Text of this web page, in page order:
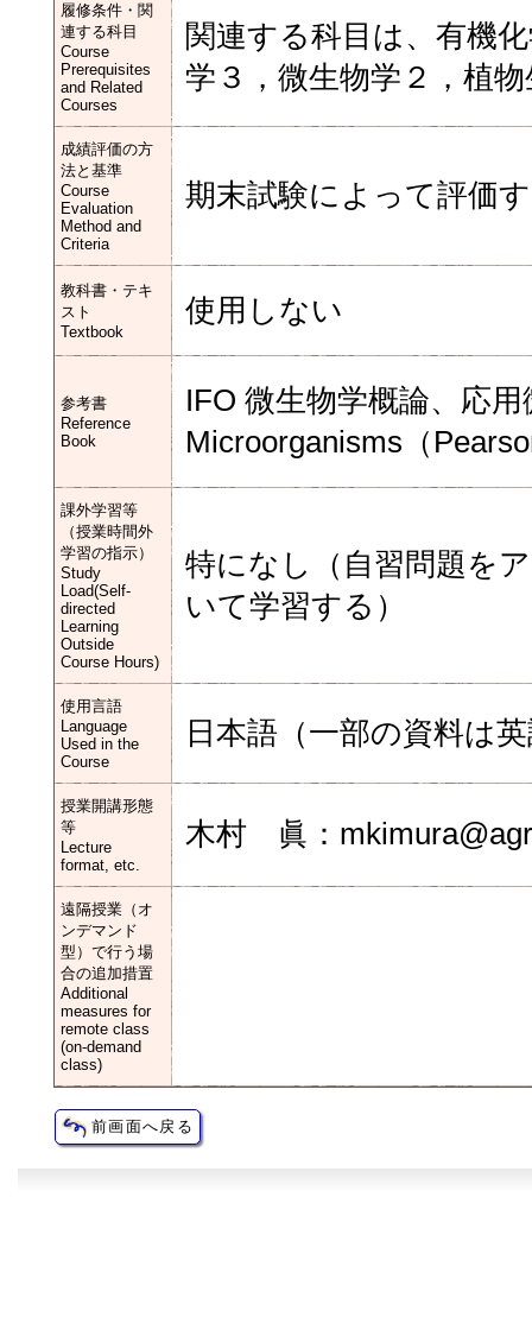
履修条件・関
連する科目
Course
Prerequisites
and Related
Courses
関連する科目は、有機
学３，微生物学２，植
成績評価の方
法と基準
Course
Evaluation
Method and
Criteria
期末試験によって評価
教科書・テキ
スト
Textbook
使用しない
参考書
Reference
Book
IFO 微生物学概論、応
Microorganisms（
課外学習等
（授業時間外
学習の指示）
Study
Load(Self-
directed
Learning
Outside
Course Hours)
特になし（自習問題を
いて学習する）
使用言語
Language
Used in the
Course
日本語（一部の資料は
授業開講形態
等
Lecture
format, etc.
木村 眞：
遠隔授業（オ
ンデマンド
型）で行う場
合の追加措置
Additional
measures for
remote class
(on-demand
class)